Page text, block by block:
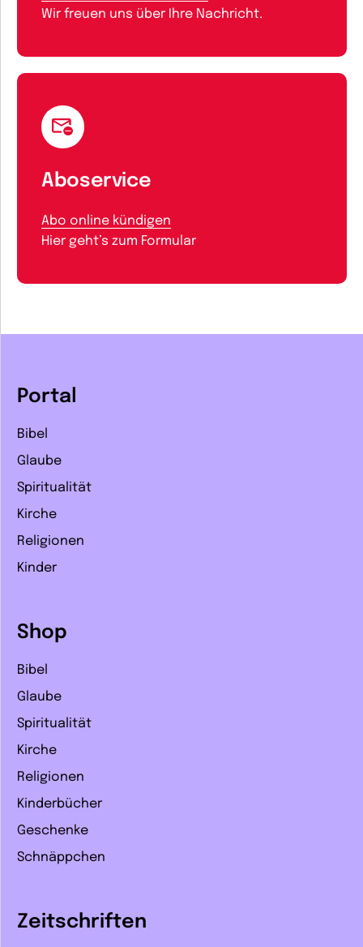
Wir freuen uns über Ihre Nachricht.
Aboservice
Abo online kündigen
Hier geht’s zum Formular
Portal
Bibel
Glaube
Spiritualität
Kirche
Religionen
Kinder
Shop
Bibel
Glaube
Spiritualität
Kirche
Religionen
Kinderbücher
Geschenke
Schnäppchen
Zeitschriften